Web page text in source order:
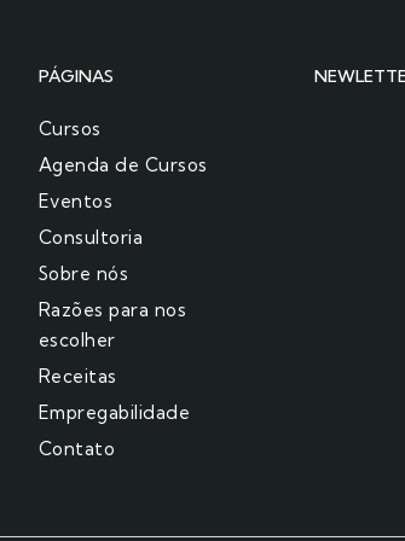
PÁGINAS
Cursos
Agenda de Cursos
Eventos
Consultoria
Sobre nós
Razões para nos
escolher​
Receitas
Empregabilidade
Contato